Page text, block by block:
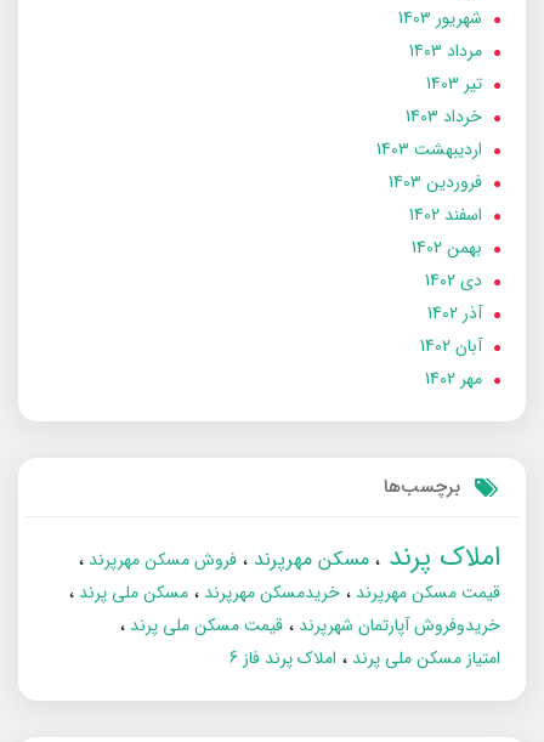
شهریور 1403
مرداد 1403
تير 1403
خرداد 1403
ارديبهشت 1403
فروردین 1403
اسفند 1402
بهمن 1402
دی 1402
آذر 1402
آبان 1402
مهر 1402
برچسب‌ها
املاک پرند مسکن مهرپرند
فروش مسکن مهرپرند
قیمت مسکن مهرپرند
خریدمسکن مهرپرند
مسکن ملی پرند
خریدوفروش آپارتمان شهرپرند
قیمت مسکن ملی پرند
امتیاز مسکن ملی پرند
املاک پرند فاز 6